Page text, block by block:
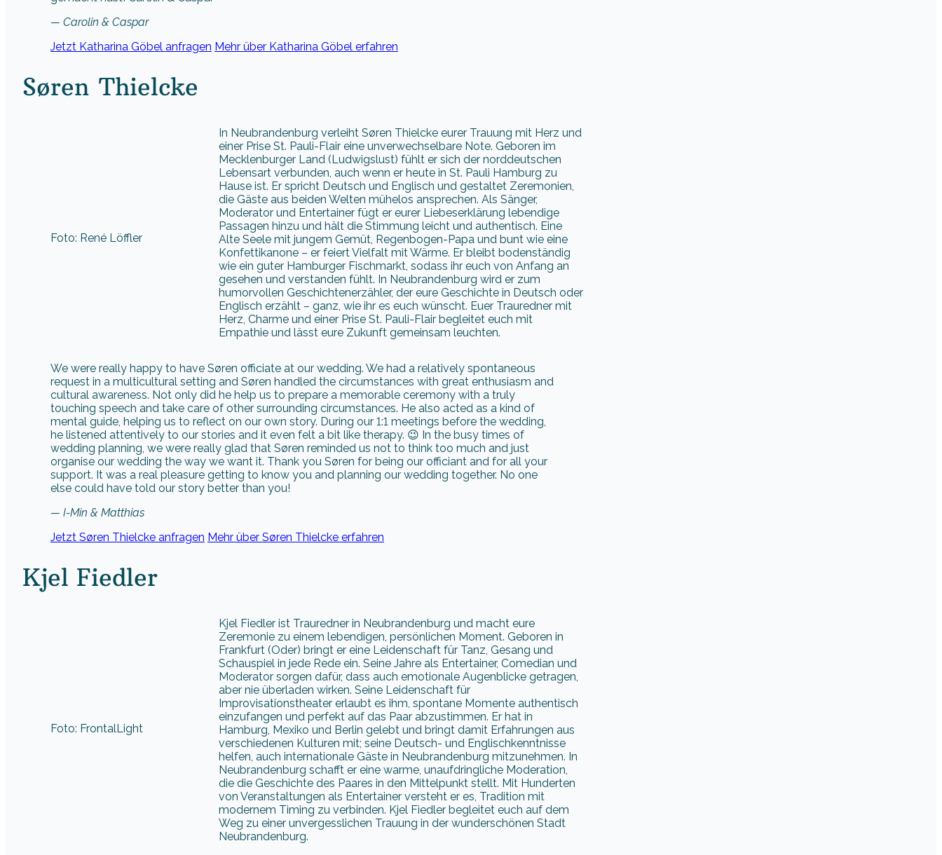
— Carolin & Caspar
Jetzt Katharina Göbel anfragen Mehr über Katharina Göbel erfahren
Søren Thielcke
Foto: René Löffler
In Neubrandenburg verleiht Søren Thielcke eurer Trauung mit Herz und
einer Prise St. Pauli-Flair eine unverwechselbare Note. Geboren im
Mecklenburger Land (Ludwigslust) fühlt er sich der norddeutschen
Lebensart verbunden, auch wenn er heute in St. Pauli Hamburg zu
Hause ist. Er spricht Deutsch und Englisch und gestaltet Zeremonien,
die Gäste aus beiden Welten mühelos ansprechen. Als Sänger,
Moderator und Entertainer fügt er eurer Liebeserklärung lebendige
Passagen hinzu und hält die Stimmung leicht und authentisch. Eine
Alte Seele mit jungem Gemüt, Regenbogen-Papa und bunt wie eine
Konfettikanone – er feiert Vielfalt mit Wärme. Er bleibt bodenständig
wie ein guter Hamburger Fischmarkt, sodass ihr euch von Anfang an
gesehen und verstanden fühlt. In Neubrandenburg wird er zum
humorvollen Geschichtenerzähler, der eure Geschichte in Deutsch oder
Englisch erzählt – ganz, wie ihr es euch wünscht. Euer Trauredner mit
Herz, Charme und einer Prise St. Pauli-Flair begleitet euch mit
Empathie und lässt eure Zukunft gemeinsam leuchten.
We were really happy to have Søren officiate at our wedding. We had a relatively spontaneous
request in a multicultural setting and Søren handled the circumstances with great enthusiasm and
cultural awareness. Not only did he help us to prepare a memorable ceremony with a truly
touching speech and take care of other surrounding circumstances. He also acted as a kind of
mental guide, helping us to reflect on our own story. During our 1:1 meetings before the wedding,
he listened attentively to our stories and it even felt a bit like therapy. 😉 In the busy times of
wedding planning, we were really glad that Søren reminded us not to think too much and just
organise our wedding the way we want it. Thank you Søren for being our officiant and for all your
support. It was a real pleasure getting to know you and planning our wedding together. No one
else could have told our story better than you!
— I-Min & Matthias
Jetzt Søren Thielcke anfragen Mehr über Søren Thielcke erfahren
Kjel Fiedler
Foto: FrontalLight
Kjel Fiedler ist Trauredner in Neubrandenburg und macht eure
Zeremonie zu einem lebendigen, persönlichen Moment. Geboren in
Frankfurt (Oder) bringt er eine Leidenschaft für Tanz, Gesang und
Schauspiel in jede Rede ein. Seine Jahre als Entertainer, Comedian und
Moderator sorgen dafür, dass auch emotionale Augenblicke getragen,
aber nie überladen wirken. Seine Leidenschaft für
Improvisationstheater erlaubt es ihm, spontane Momente authentisch
einzufangen und perfekt auf das Paar abzustimmen. Er hat in
Hamburg, Mexiko und Berlin gelebt und bringt damit Erfahrungen aus
verschiedenen Kulturen mit; seine Deutsch- und Englischkenntnisse
helfen, auch internationale Gäste in Neubrandenburg mitzunehmen. In
Neubrandenburg schafft er eine warme, unaufdringliche Moderation,
die die Geschichte des Paares in den Mittelpunkt stellt. Mit Hunderten
von Veranstaltungen als Entertainer versteht er es, Tradition mit
modernem Timing zu verbinden. Kjel Fiedler begleitet euch auf dem
Weg zu einer unvergesslichen Trauung in der wunderschönen Stadt
Neubrandenburg.